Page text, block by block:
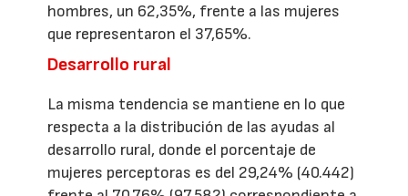
hombres, un 62,35%, frente a las mujeres
que representaron el 37,65%.
Desarrollo rural
La misma tendencia se mantiene en lo que
respecta a la distribución de las ayudas al
desarrollo rural, donde el porcentaje de
mujeres perceptoras es del 29,24% (40.442)